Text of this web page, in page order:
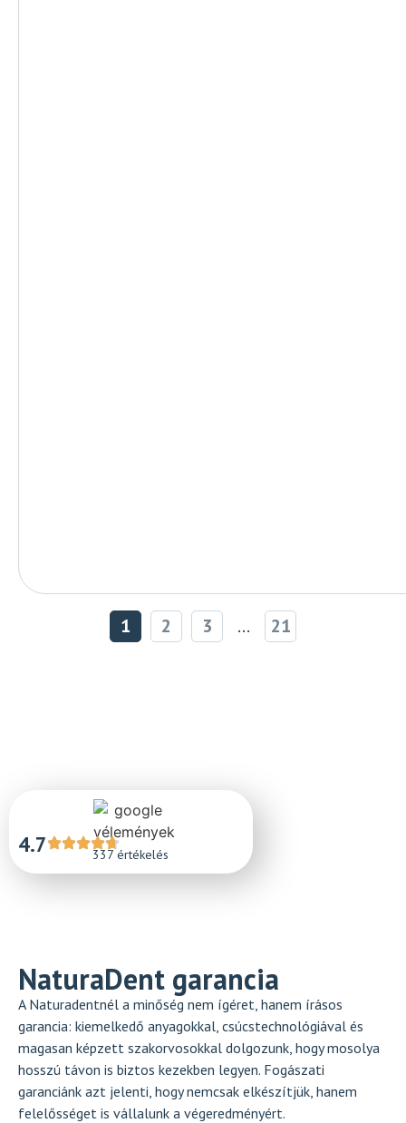
1 2 3 ... 21
NaturaDent garancia
A Naturadentnél a minőség nem ígéret, hanem írásos
garancia: kiemelkedő anyagokkal, csúcstechnológiával és
magasan képzett szakorvosokkal dolgozunk, hogy mosolya
hosszú távon is biztos kezekben legyen. Fogászati
garanciánk azt jelenti, hogy nemcsak elkészítjük, hanem
felelősséget is vállalunk a végeredményért.
4.7 337 értékelés